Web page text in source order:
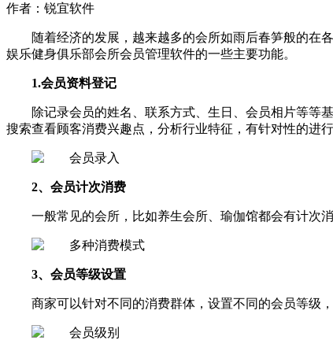
作者：锐宜软件
随着经济的发展，越来越多的会所如雨后春笋般的在
娱乐健身俱乐部会所会员管理软件的一些主要功能。
1.会员资料登记
除记录会员的姓名、联系方式、生日、会员相片等等
搜索查看顾客消费兴趣点，分析行业特征，有针对性的进
2、会员计次消费
一般常见的会所，比如养生会所、瑜伽馆都会有计次
3、会员等级设置
商家可以针对不同的消费群体，设置不同的会员等级